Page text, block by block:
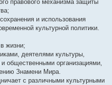
правового механизма защиты
и использования
культурной политики.
жизни;
деятелями культуры,
общественными организациями,
Знамени Мира.
с различными культурными